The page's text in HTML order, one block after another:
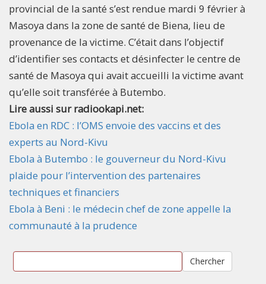
provincial de la santé s’est rendue mardi 9 février à
Masoya dans la zone de santé de Biena, lieu de
provenance de la victime. C’était dans l’objectif
d’identifier ses contacts et désinfecter le centre de
santé de Masoya qui avait accueilli la victime avant
qu’elle soit transférée à Butembo.
Lire aussi sur radiookapi.net:
Ebola en RDC : l’OMS envoie des vaccins et des
experts au Nord-Kivu
Ebola à Butembo : le gouverneur du Nord-Kivu
plaide pour l’intervention des partenaires
techniques et financiers
Ebola à Beni : le médecin chef de zone appelle la
communauté à la prudence
Chercher